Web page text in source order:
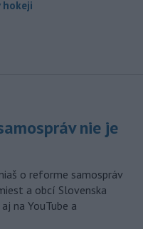
hokeji
nie je
o reforme samospráv
a obcí Slovenska
na YouTube a